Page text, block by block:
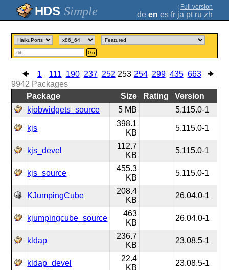
Simple ; Full version
de en es fr ja pt ru zh
Go
1 111 190 237 252 253 254 299 435 663
9942 Packages
Package
Size Rating
Version
kjobwidgets_source
5 MB 5.115.0-1
kjs
398.1
KB
5.115.0-1
kjs_devel
112.7
KB
5.115.0-1
kjs_source
455.3
KB
5.115.0-1
KJumpingCube
208.4
KB
26.04.0-1
kjumpingcube_source
463
KB
26.04.0-1
kldap
236.7
KB
23.08.5-1
kldap_devel
22.4
KB
23.08.5-1